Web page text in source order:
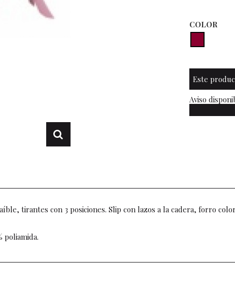
COLOR
Este
Aviso
tirantes con 3 posiciones. Slip con lazos a la cadera, forro
poliamida.